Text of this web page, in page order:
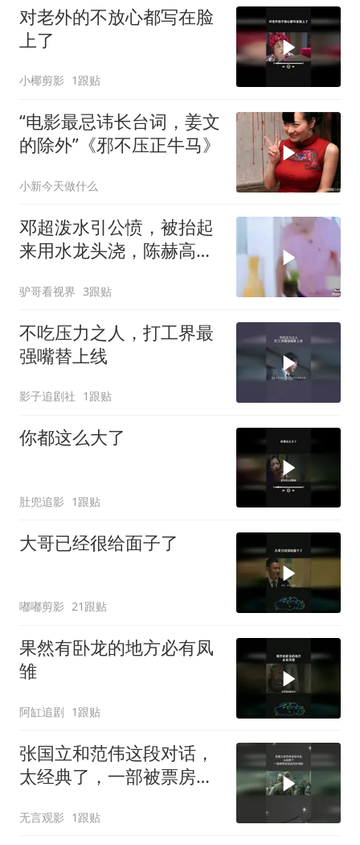
对老外的不放心都写在脸
上了
小椰剪影 1跟贴
“电影最忌讳长台词，姜文
的除外”《邪不压正牛马》
小新今天做什么
邓超泼水引公愤，被抬起
来用水龙头浇，陈赫高兴
驴哥看视界 3跟贴
不吃压力之人，打工界最
强嘴替上线
影子追剧社 1跟贴
你都这么大了
肚兜追影 1跟贴
大哥已经很给面子了
嘟嘟剪影 21跟贴
果然有卧龙的地方必有凤
雏
阿缸追剧 1跟贴
张国立和范伟这段对话，
太经典了，一部被票房低
无言观影 1跟贴